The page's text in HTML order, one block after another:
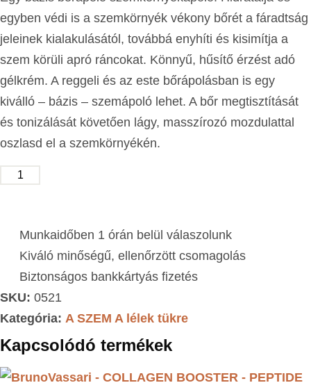
egyben védi is a szemkörnyék vékony bőrét a fáradtság
jeleinek kialakulásától, továbbá enyhíti és kisimítja a
szem körüli apró ráncokat. Könnyű, hűsítő érzést adó
gélkrém. A reggeli és az este bőrápolásban is egy
kiválló – bázis – szemápoló lehet. A bőr megtisztítását
és tonizálását követően lágy, masszírozó mozdulattal
oszlasd el a szemkörnyékén.
Munkaidőben 1 órán belül válaszolunk
Kiváló minőségű, ellenőrzött csomagolás
Biztonságos bankkártyás fizetés
SKU: 0521
Kategória: A SZEM A lélek tükre
Kapcsolódó termékek